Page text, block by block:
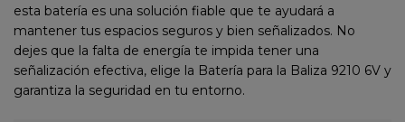
esta batería es una solución fiable que te ayudará a
mantener tus espacios seguros y bien señalizados. No
dejes que la falta de energía te impida tener una
señalización efectiva, elige la Batería para la Baliza 9210 6V y
garantiza la seguridad en tu entorno.